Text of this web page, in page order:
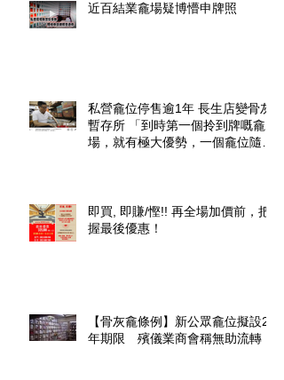
近百結業龕場疑博懵申牌照
私營龕位停售逾1年 長生店變骨灰
暫存所 「到時第一個拎到牌嘅龕
場，就有極大優勢，一個龕位隨時
即買, 即賺/慳!! 再全場加價前，把
握最後優惠！
【骨灰龕條例】新公眾龕位擬設20
年期限 殯儀業商會稱無助流轉